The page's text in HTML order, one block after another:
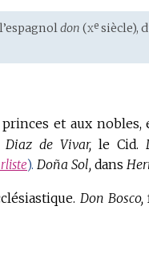
espagnoldon (xe siècle),
et aux
Diaz de Vivar, le Cid.
). Doña Sol, dans
Don Bosco,